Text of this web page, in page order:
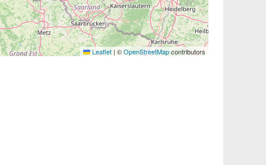
Leaflet | ©OpenStreetMapcontributors